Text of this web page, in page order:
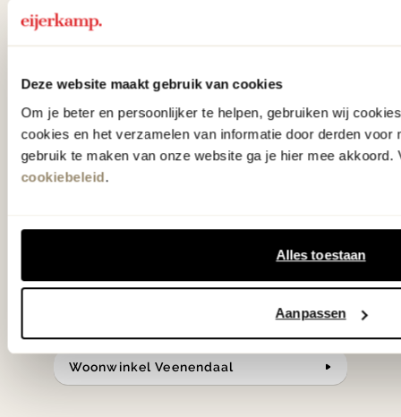
Deze website maakt gebruik van cookies
Om je beter en persoonlijker te helpen, gebruiken wij
cookies en het verzamelen van informatie door derden voor
gebruik te maken van onze website ga je hier mee akkoord.
cookiebeleid.
Alles toestaan
Aanpassen
Wie kent het programma vtwonen
hebben met liefde de mooiste woon-,
slaap- en designcollecties
samengesteld met de mooiste
klassiekers en de nieuwste ontwerpen
Bekijk onze openingstijden en
bereken je route.
Woonwinkel Veenendaal